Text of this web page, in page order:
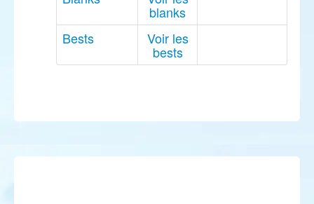
blanks
Bests
Voir les
bests